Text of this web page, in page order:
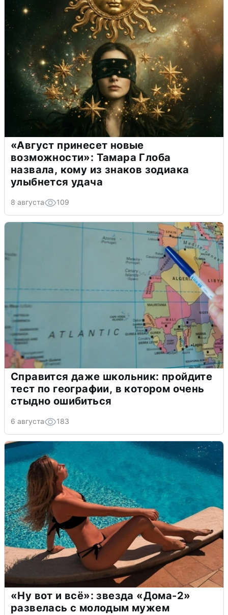
«Август принесет новые
возможности»: Тамара Глоба
назвала, кому из знаков зодиака
улыбнется удача
8 августа 109
Справится даже школьник: пройдите
тест по географии, в котором очень
стыдно ошибиться
6 августа 183
«Ну вот и всё»: звезда «Дома-2»
развелась с молодым мужем